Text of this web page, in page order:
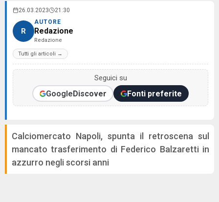
26.03.2023 21:30
R
AUTORE
Redazione
Redazione
Tutti gli articoli →
Seguici su
GoogleDiscover Fonti preferite
Calciomercato Napoli, spunta il retroscena sul
mancato trasferimento di Federico Balzaretti in
azzurro negli scorsi anni